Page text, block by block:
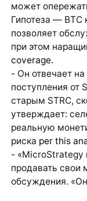
может
Гипотеза — BTC
позволяет
при этом
coverage.
- Он отвечает
поступления от
старым STRC,
утверждает:
реальную
риска per this
- «MicroStrategy
продавать свои
обсуждения. «Он